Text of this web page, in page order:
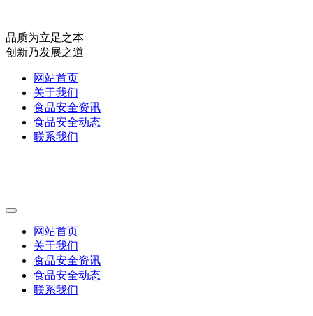
品质为立足之本
创新乃发展之道
网站首页
关于我们
食品安全资讯
食品安全动态
联系我们
网站首页
关于我们
食品安全资讯
食品安全动态
联系我们